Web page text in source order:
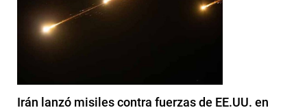
Irán lanzó misiles contra fuerzas de EE.UU. en